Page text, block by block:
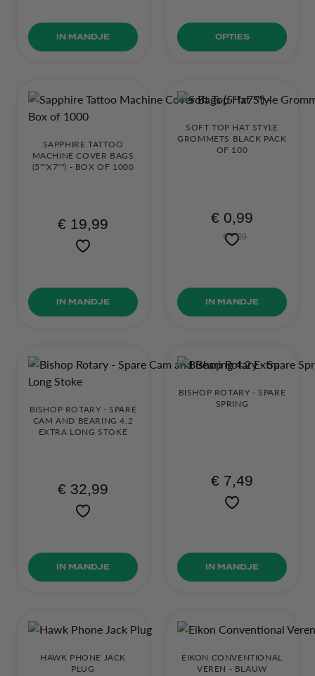
IN MANDJE OPTIES
SAPPHIRE TATTOO
MACHINE COVER BAGS
(5""X7"") - BOX OF 1000
€ 19,99
IN MANDJE
SOFT TOP HAT STYLE
GROMMETS BLACK PACK
OF 100
€ 0,99
€ 5,29
IN MANDJE
BISHOP ROTARY - SPARE
CAM AND BEARING 4.2
EXTRA LONG STOKE
€ 32,99
IN MANDJE
BISHOP ROTARY - SPARE
SPRING
€ 7,49
IN MANDJE
HAWK PHONE JACK
PLUG
EIKON CONVENTIONAL
VEREN - BLAUW